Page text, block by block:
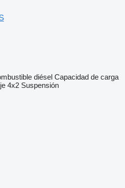
diésel Capacidad de carga
4x2 Suspensión